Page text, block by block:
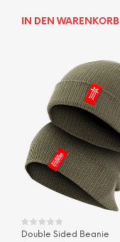
IN DEN WARENKORB
Double Sided Beanie